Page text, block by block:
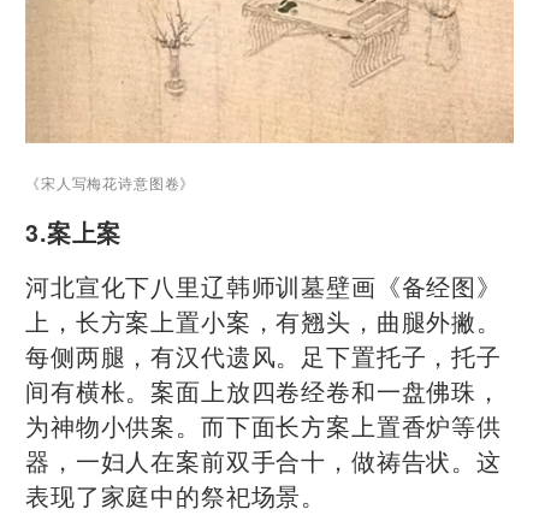
《宋人写梅花诗意图卷》
3.案上案
河北宣化下八里辽韩师训墓壁画《备经图》
上，长方案上置小案，有翘头，曲腿外撇。
每侧两腿，有汉代遗风。足下置托子，托子
间有横枨。案面上放四卷经卷和一盘佛珠，
为神物小供案。而下面长方案上置香炉等供
器，一妇人在案前双手合十，做祷告状。这
表现了家庭中的祭祀场景。